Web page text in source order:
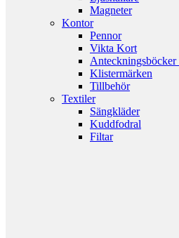
Magneter
Kontor
Pennor
Vikta Kort
Klistermärken
Tillbehör
Textiler
Sängkläder
Kuddfodral
Filtar